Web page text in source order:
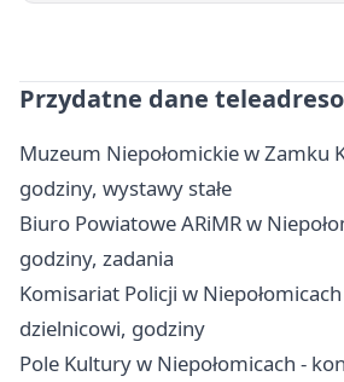
Przydatne dane
Muzeum Niepołomickie w Zamku
godziny, wystawy stałe
Biuro Powiatowe ARiMR w
godziny, zadania
Komisariat Policji w
dzielnicowi, godziny
Pole Kultury w Niepołomicach -